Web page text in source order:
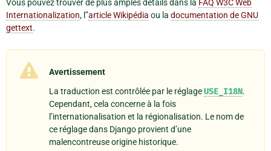
Vous pouvez trouver de plus amples détails dans la FAQ W3C Web
Internationalization, l”article Wikipédia ou la documentation de GNU
gettext.
Avertissement
La traduction est contrôlée par le réglageUSE_I18N.
Cependant, cela concerne à la fois
l’internationalisation et la régionalisation. Le nom de
ce réglage dans Django provient d’une
malencontreuse origine historique.